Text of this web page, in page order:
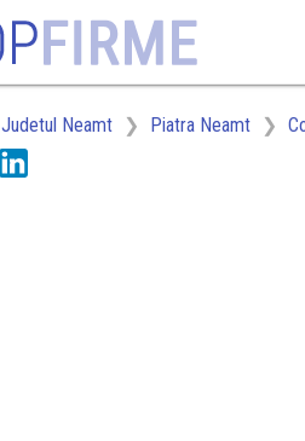
Judetul Neamt Piatra Neamt